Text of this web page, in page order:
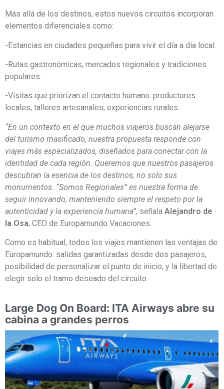
Más allá de los destinos, estos nuevos circuitos incorporan
elementos diferenciales como:
-Estancias en ciudades pequeñas para vivir el día a día local.
-Rutas gastronómicas, mercados regionales y tradiciones
populares.
-Visitas que priorizan el contacto humano: productores
locales, talleres artesanales, experiencias rurales.
“En un contexto en el que muchos viajeros buscan alejarse
del turismo masificado, nuestra propuesta responde con
viajes más especializados, diseñados para conectar con la
identidad de cada región. Queremos que nuestros pasajeros
descubran la esencia de los destinos, no solo sus
monumentos. “Somos Regionales” es nuestra forma de
seguir innovando, manteniendo siempre el respeto por la
autenticidad y la experiencia humana”, señala Alejandro de
la Osa, CEO de Europamundo Vacaciones.
Como es habitual, todos los viajes mantienen las ventajas de
Europamundo: salidas garantizadas desde dos pasajeros,
posibilidad de personalizar el punto de inicio, y la libertad de
elegir solo el tramo deseado del circuito.
Large Dog On Board: ITA Airways abre su
cabina a grandes perros